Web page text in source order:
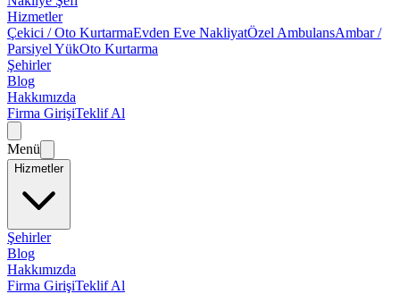
Hizmetler
Çekici / Oto KurtarmaEvden Eve NakliyatÖzel AmbulansAmbar /
Parsiyel YükOto Kurtarma
Şehirler
Blog
Hakkımızda
Firma GirişiTeklif Al
Menü
Hizmetler
Şehirler
Blog
Hakkımızda
Firma GirişiTeklif Al